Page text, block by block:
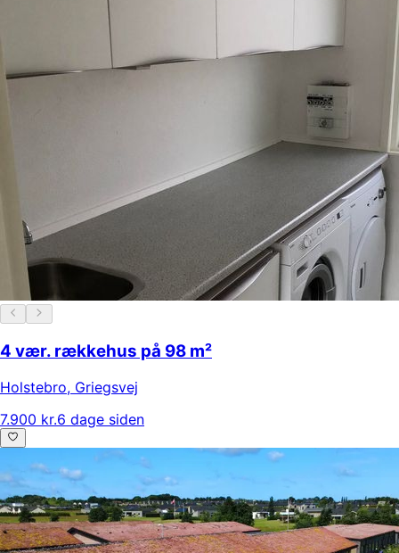
4 vær. rækkehus på 98 m²
Holstebro, Griegsvej
7.900 kr.6 dage siden